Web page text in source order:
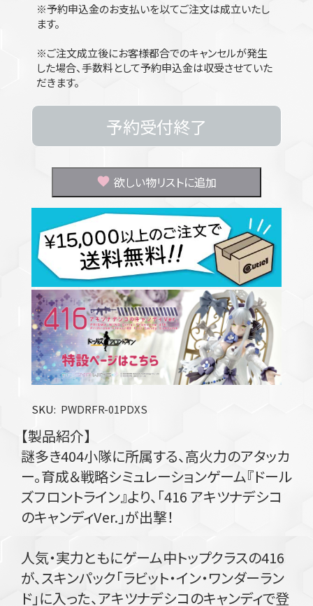
※予約申込金のお支払いを以てご注文は成立いたし
ます。
※ご注文成立後にお客様都合でのキャンセルが発生
した場合、手数料として予約申込金は収受させていた
だきます。
予約受付終了
欲しい物リストに追加
SKU PWDRFR-01PDXS
【製品紹介】
謎多き404小隊に所属する、高火力のアタッカ
ー。育成＆戦略シミュレーションゲーム『ドール
ズフロントライン』より、「416 アキツナデシコ
のキャンディVer.」が出撃！
人気・実力ともにゲーム中トップクラスの416
が、スキンパック「ラビット・イン・ワンダーラン
ド」に入った、アキツナデシコのキャンディで登